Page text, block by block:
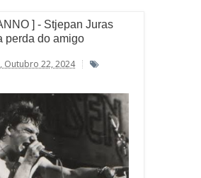
] - Stjepan Juras
perda do amigo
Outubro 22, 2024